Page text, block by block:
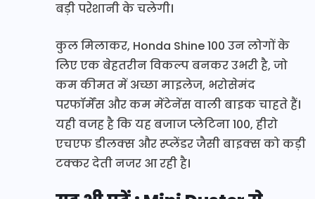
बड़ी परेशानी के चलेगी।
कुल मिलाकर, Honda Shine 100 उन लोगों के
लिए एक बेहतरीन विकल्प बनकर उभरी है, जो
कम कीमत में अच्छा माइलेज, भरोसेमंद
परफॉर्मेंस और कम मेंटेनेंस वाली बाइक चाहते हैं।
यही वजह है कि यह बजाज प्लेटिना 100, हीरो
एचएफ डीलक्स और स्प्लेंडर जैसी बाइक्स को कड़ी
टक्कर देती नजर आ रही है।